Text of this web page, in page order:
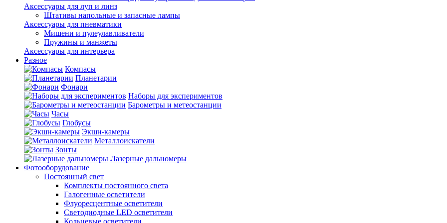
Аксессуары для луп и линз
Штативы напольные и запасные лампы
Аксессуары для пневматики
Мишени и пулеулавливатели
Пружины и манжеты
Аксессуары для интерьера
Разное
Компасы
Планетарии
Фонари
Наборы для экспериментов
Барометры и метеостанции
Часы
Глобусы
Экшн-камеры
Металлоискатели
Зонты
Лазерные дальномеры
Фотооборудование
Постоянный свет
Комплекты постоянного света
Галогенные осветители
Флуоресцентные осветители
Светодиодные LED осветители
Кольцевые осветители